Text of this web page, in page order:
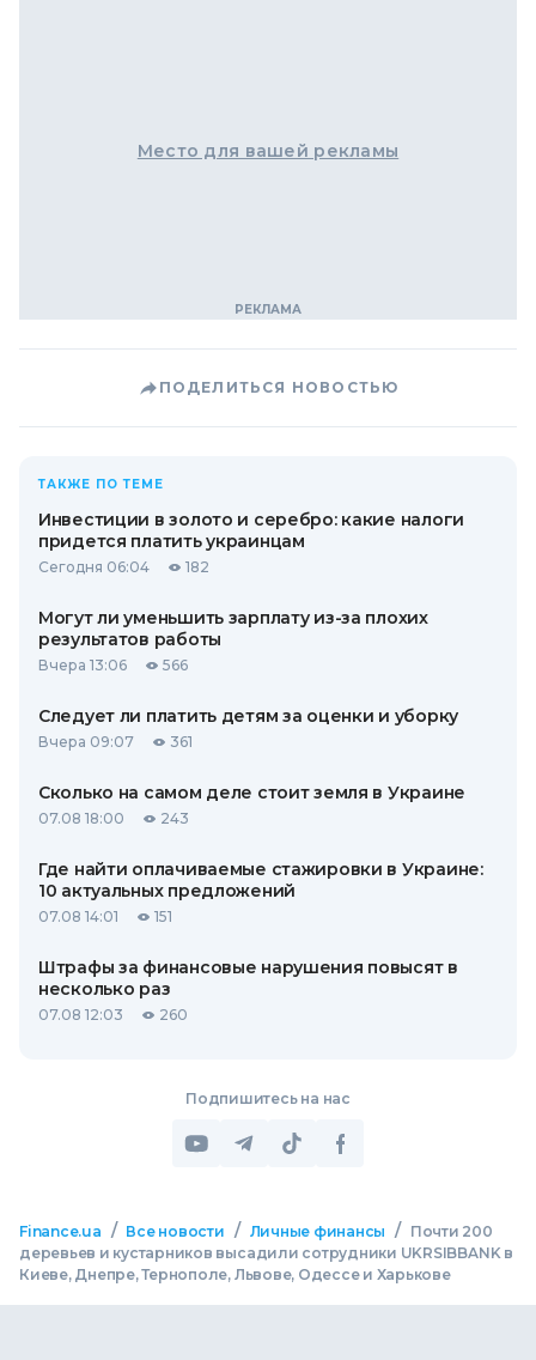
Место для вашей рекламы
ПОДЕЛИТЬСЯ НОВОСТЬЮ
ТАКЖЕ ПО ТЕМЕ
Инвестиции в золото и серебро: какие налоги
придется платить украинцам
Сегодня 06:04 182
Могут ли уменьшить зарплату из-за плохих
результатов работы
Вчера 13:06 566
Следует ли платить детям за оценки и уборку
Вчера 09:07 361
Сколько на самом деле стоит земля в Украине
07.08 18:00 243
Где найти оплачиваемые стажировки в Украине:
10 актуальных предложений
07.08 14:01 151
Штрафы за финансовые нарушения повысят в
несколько раз
07.08 12:03 260
Подпишитесь на нас
Finance.ua / Все новости / Личные финансы /
Почти 200
деревьев и кустарников высадили сотрудники UKRSIBBANK в
Киеве, Днепре, Тернополе, Львове, Одессе и Харькове